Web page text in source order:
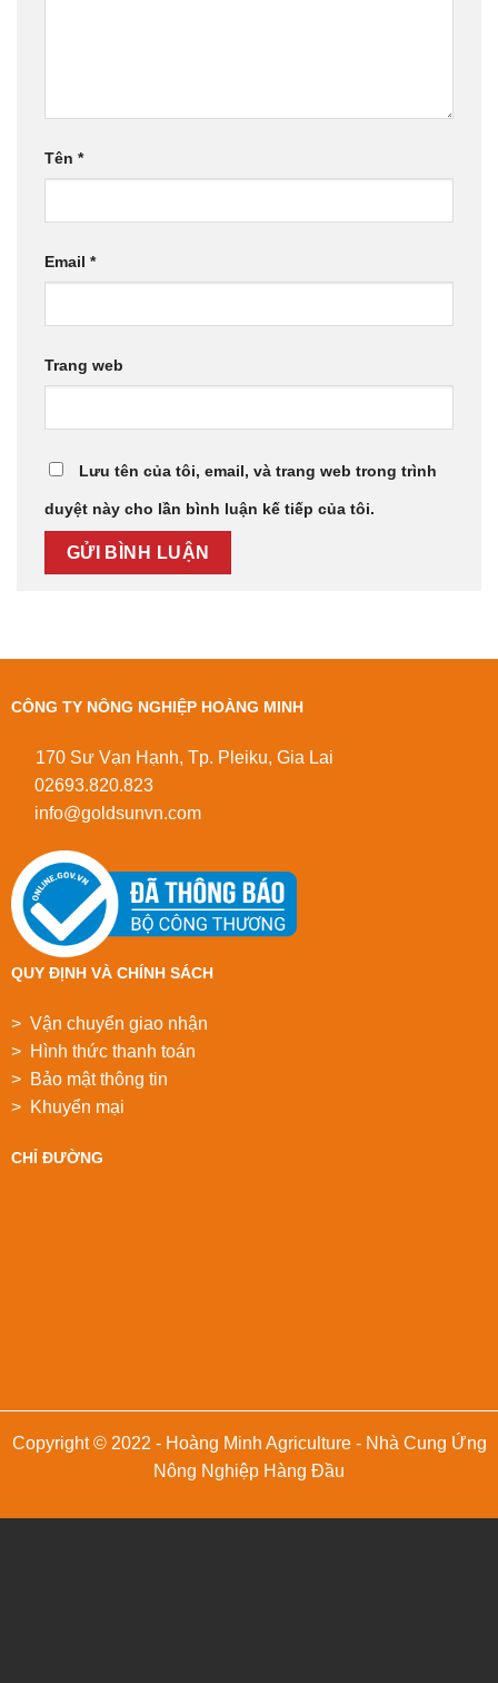
Tên *
Email *
Trang web
Lưu tên của tôi, email, và trang web trong trình
duyệt này cho lần bình luận kế tiếp của tôi.
CÔNG TY NÔNG NGHIỆP HOÀNG MINH
170 Sư Vạn Hạnh, Tp. Pleiku, Gia Lai
02693.820.823
info@goldsunvn.com
QUY ĐỊNH VÀ CHÍNH SÁCH
> Vận chuyển giao nhận
> Hình thức thanh toán
> Bảo mật thông tin
> Khuyển mại
CHỈ ĐƯỜNG
Copyright © 2022 - Hoàng Minh Agriculture - Nhà Cung Ứng
Nông Nghiệp Hàng Đầu